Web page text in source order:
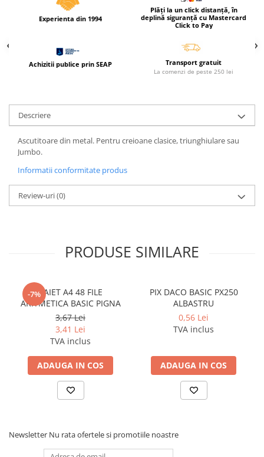
Hartie glacee
Vocabulare
Etichete scolare
Acuarele, guase, tempera si
Carioci
Creioane
Creioane cerate
Creioane colorate
Creioane mecanice si rezerve
Creta scolara
Plastilina
Echere, rigle, raportoare, compase,
sabloane, truse geometrie
Compas scolar
Markere evidentiatoare text
Experienta din 1994
Plăți la un click distanță, în
deplină siguranță cu Mastercard
Click to Pay
Achizitii publice prin SEAP Transport gratuit
La comenzi de peste 250 lei
Descriere
Ascutitoare din metal. Pentru creioane clasice, triunghiulare sau
Jumbo.
Informatii conformitate produs
Review-uri(0)
PRODUSE SIMILARE
-7%CAIET A4 48 FILE
ARITMETICA BASIC PIGNA
3,67 Lei
3,41 Lei
TVA inclus
ADAUGA IN COS
PIX DACO BASIC PX250
ALBASTRU
0,56 Lei
TVA inclus
ADAUGA IN COS
Newsletter Nu rata ofertele si promotiile noastre